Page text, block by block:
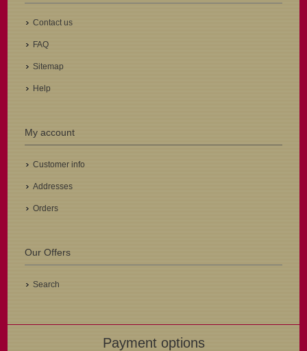
Contact us
FAQ
Sitemap
Help
My account
Customer info
Addresses
Orders
Our Offers
Search
Payment options